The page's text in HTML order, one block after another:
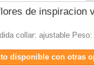
de inspiracion
collar: ajustable Peso:
disponible con otras